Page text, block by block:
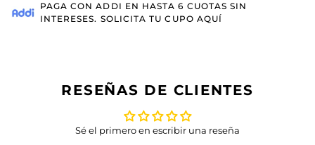
PAGA CONADDI EN HASTA 6 CUOTAS SIN
INTERESES. SOLICITA TU CUPO AQUÍ
RESEÑAS DE CLIENTES
Sé el primero en escribir una reseña